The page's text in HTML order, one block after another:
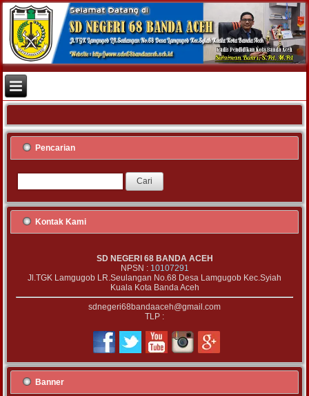
Pencarian
Kontak Kami
SD NEGERI 68 BANDA ACEH
NPSN : 10107291
Jl.TGK Lamgugob LR.Seulangan No.68 Desa Lamgugob Kec.Syiah
Kuala Kota Banda Aceh
sdnegeri68bandaaceh@gmail.com
TLP :
Banner